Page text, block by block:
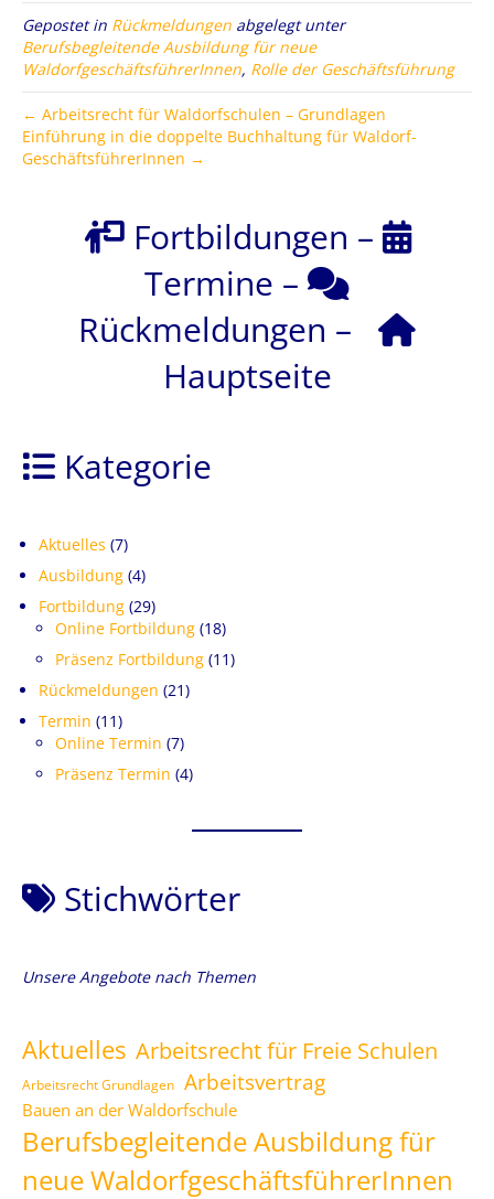
Gepostet in Rückmeldungen abgelegt unter
Berufsbegleitende Ausbildung für neue
WaldorfgeschäftsführerInnen, Rolle der Geschäftsführung
← Arbeitsrecht für Waldorfschulen – Grundlagen
Einführung in die doppelte Buchhaltung für Waldorf-
GeschäftsführerInnen →
Fortbildungen –
Termine –
Rückmeldungen –
Hauptseite
Kategorie
Aktuelles (7)
Ausbildung (4)
Fortbildung (29)
Online Fortbildung (18)
Präsenz Fortbildung (11)
Rückmeldungen (21)
Termin (11)
Online Termin (7)
Präsenz Termin (4)
Stichwörter
Unsere Angebote nach Themen
Aktuelles Arbeitsrecht für Freie Schulen
Arbeitsrecht Grundlagen Arbeitsvertrag
Bauen an der Waldorfschule
Berufsbegleitende Ausbildung für
neue WaldorfgeschäftsführerInnen